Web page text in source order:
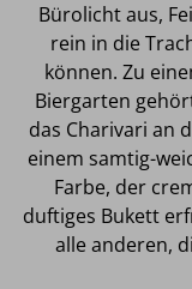
Bürolicht aus,
rein in die
können. Zu
Biergarten
das Charivari an
einem samtig-
Farbe, der
duftiges Bukett
alle anderen,